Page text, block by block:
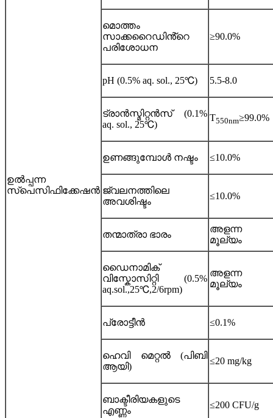
ഉൽപ്പന്ന
സ്പെസിഫിക്കേഷൻ
മൊത്തം
സാക്കറൈഡിൻ്റെ
പരിശോധന
≥90.0%
pH (0.5% aq. sol., 25℃) 5.5-8.0
ട്രാൻസ്മിറ്റൻസ് (0.1%
aq. sol., 25℃)
T550nm≥99.0%
ഉണങ്ങുമ്പോൾ നഷ്ടം ≤10.0%
ജ്വലനത്തിലെ
അവശിഷ്ടം
≤10.0%
തന്മാത്രാ ഭാരം
അളന്ന
മൂല്യം
ഡൈനാമിക്
വിസ്കോസിറ്റി (0.5%
aq.sol.,25℃,2/6rpm)
അളന്ന
മൂല്യം
പ്രോട്ടീൻ ≤0.1%
ഹെവി മെറ്റൽ (പിബി
ആയി)
≤20 mg/kg
ബാക്ടീരിയകളുടെ
എണ്ണം
≤200 CFU/g